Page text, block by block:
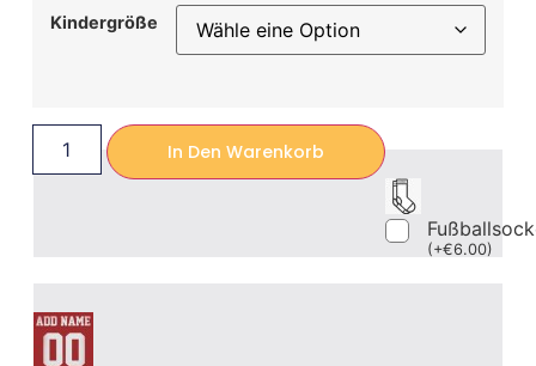
Kindergröße
In Den Warenkorb
(+€6.00)